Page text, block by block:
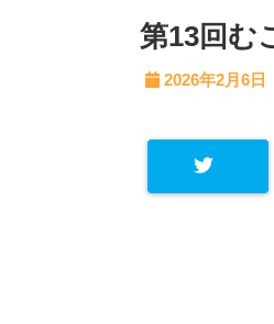
第13回む
2026年2月6日